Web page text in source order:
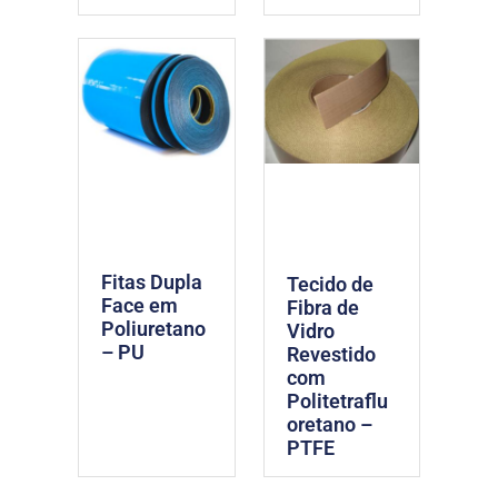
Fitas Dupla
Face em
Poliuretano
– PU
Tecido de
Fibra de
Vidro
Revestido
com
Politetraflu
oretano –
PTFE